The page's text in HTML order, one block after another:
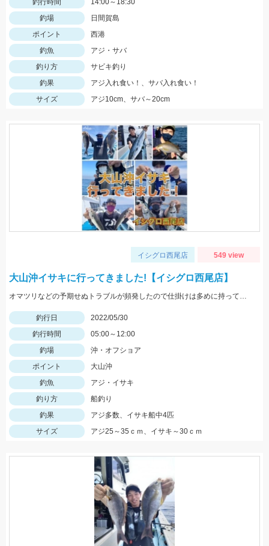
釣行時間
14:00～18:30
釣場
日間賀島
ポイント
西港
釣魚
アジ・サバ
釣り方
サビキ釣り
釣果
アジ入れ食い！、サバ入れ食い！
サイズ
アジ10cm、サバ～20cm
イシグロ西尾店 549 view
大山沖イサキに行ってきました!【イシグロ西尾店】
オマツリなどの予期せぬトラブルが頻発したので仕掛けは多めに持っていくことがオススメ!
釣行日
2022/05/30
釣行時間
05:00～12:00
釣場
沖・オフショア
ポイント
大山沖
釣魚
アジ・イサキ
釣り方
船釣り
釣果
アジ多数、イサキ船中4匹
サイズ
アジ25～35ｃｍ、イサキ～30ｃｍ